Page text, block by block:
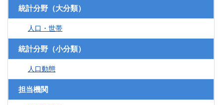
統計分野（大分類）
人口・世帯
統計分野（小分類）
人口動態
担当機関